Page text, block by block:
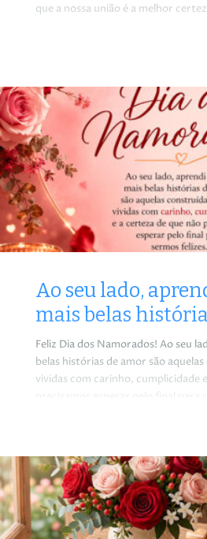
que a nossa união é a melhor
Ao seu lado,
mais belas
Feliz Dia dos Namorados! Ao seu
belas histórias de amor são
vividas com carinho, cumplicidade